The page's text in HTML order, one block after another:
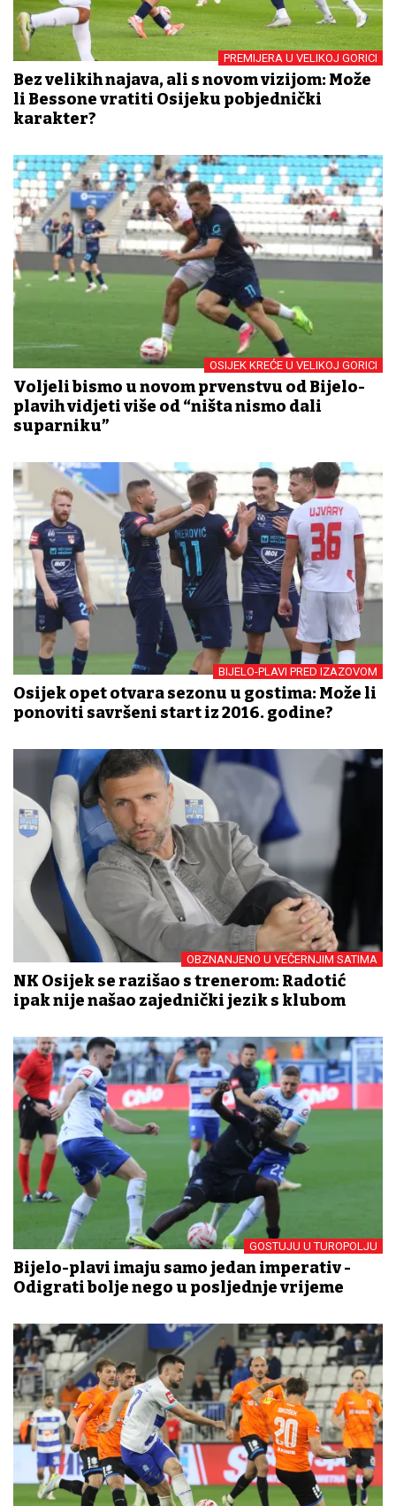
PREMIJERA U VELIKOJ GORICI
Bez velikih najava, ali s novom vizijom: Može
li Bessone vratiti Osijeku pobjednički
karakter?
OSIJEK KREĆE U VELIKOJ GORICI
Voljeli bismo u novom prvenstvu od Bijelo-
plavih vidjeti više od “ništa nismo dali
suparniku”
BIJELO-PLAVI PRED IZAZOVOM
Osijek opet otvara sezonu u gostima: Može li
ponoviti savršeni start iz 2016. godine?
OBZNANJENO U VEČERNJIM SATIMA
NK Osijek se razišao s trenerom: Radotić
ipak nije našao zajednički jezik s klubom
GOSTUJU U TUROPOLJU
Bijelo-plavi imaju samo jedan imperativ -
Odigrati bolje nego u posljednje vrijeme